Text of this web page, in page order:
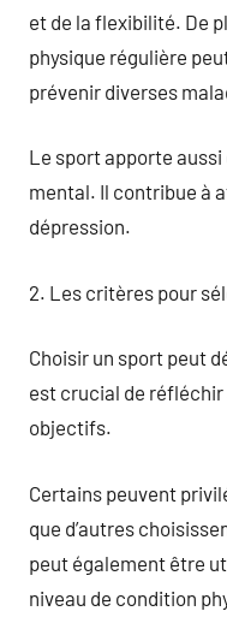
et de la flexibilité. De
physique régulière
prévenir diverses
Le sport apporte
mental. Il contribue à
dépression.
2. Les critères pour
Choisir un sport peut
est crucial de réfléchir
objectifs.
Certains peuvent
que d’autres
peut également être
niveau de condition